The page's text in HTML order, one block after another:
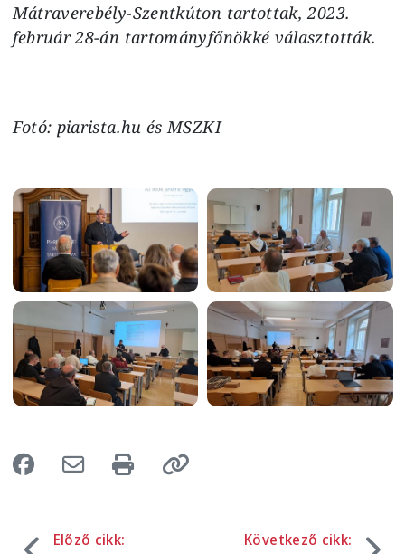
Mátraverebély-Szentkúton tartottak, 2023.
február 28-án tartományfőnökké választották.
Fotó: piarista.hu és MSZKI
Image Image
Image Image
Előző cikk: Következő cikk: